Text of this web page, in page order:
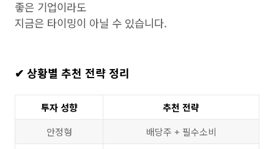
좋은 기업이라도
지금은 타이밍이 아닐 수 있습니다.
✔ 상황별 추천 전략 정리
투자 성향
추천 전략
안정형
배당주 + 필수소비